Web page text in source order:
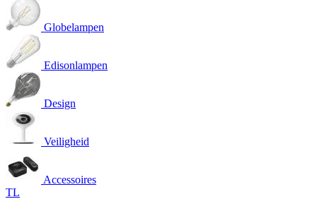
Globelampen
Edisonlampen
Design
Veiligheid
Accessoires
TL